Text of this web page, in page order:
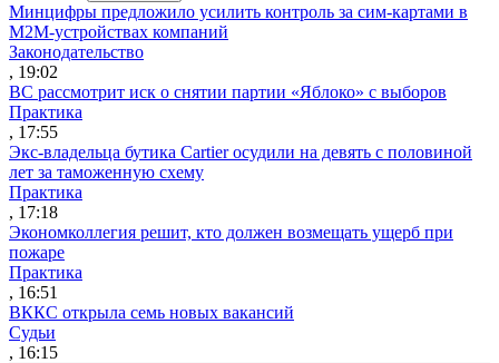
Минцифры предложило усилить контроль за сим-картами в
M2M-устройствах компаний
Законодательство
, 19:02
ВС рассмотрит иск о снятии партии «Яблоко» с выборов
Практика
, 17:55
Экс-владельца бутика Cartier осудили на девять с половиной
лет за таможенную схему
Практика
, 17:18
Экономколлегия решит, кто должен возмещать ущерб при
пожаре
Практика
, 16:51
ВККС открыла семь новых вакансий
Судьи
, 16:15